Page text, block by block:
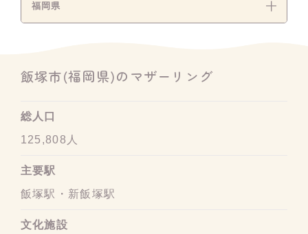
福岡県
飯塚市(福岡県)のマザーリング
総人口
125,808人
主要駅
飯塚駅・新飯塚駅
文化施設